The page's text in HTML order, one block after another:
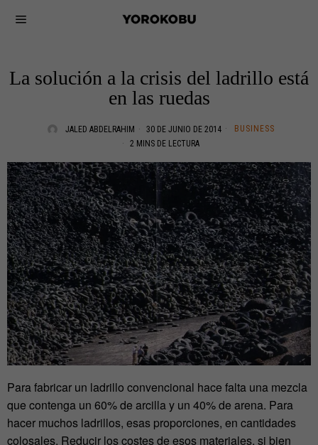
La solución a la crisis del ladrillo está
en las ruedas
JALED ABDELRAHIM 30 DE JUNIO DE 2014
BUSINESS
2 MINS DE LECTURA
Para fabricar un ladrillo convencional hace falta una mezcla
que contenga un 60% de arcilla y un 40% de arena. Para
hacer muchos ladrillos, esas proporciones, en cantidades
colosales. Reducir los costes de esos materiales, si bien